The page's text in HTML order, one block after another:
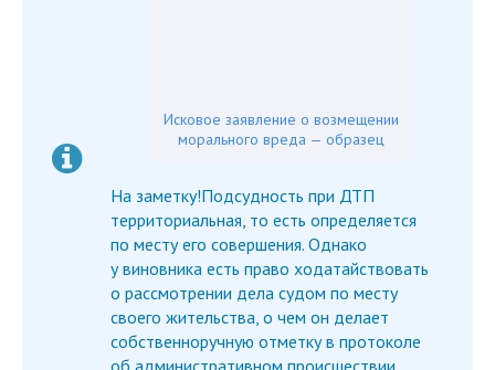
Исковое заявление о возмещении
морального вреда — образец
На заметку!Подсудность при ДТП
территориальная, то есть определяется
по месту его совершения. Однако
у виновника есть право ходатайствовать
о рассмотрении дела судом по месту
своего жительства, о чем он делает
собственноручную отметку в протоколе
об административном происшествии.